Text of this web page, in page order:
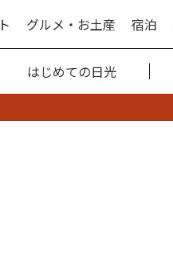
グルメ・お土産 宿泊
はじめての日光